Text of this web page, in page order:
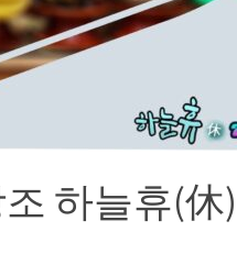
하늘휴(休